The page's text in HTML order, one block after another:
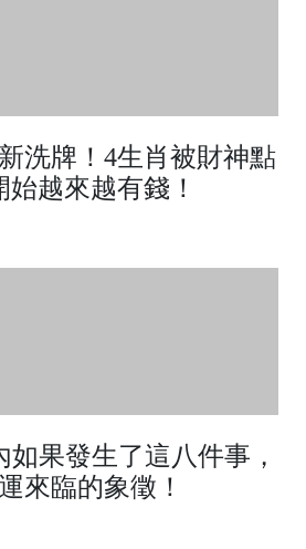
洗牌！4生肖被財神點
越來越有錢！
果發生了這八件事，
來臨的象徵！